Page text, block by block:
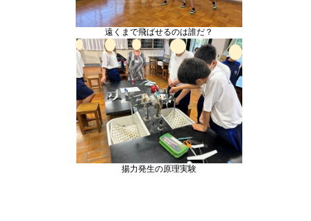
遠くまで飛ばせるのは誰だ？
揚力発生の原理実験